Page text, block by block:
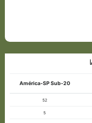
América-SP Sub-20
52
5